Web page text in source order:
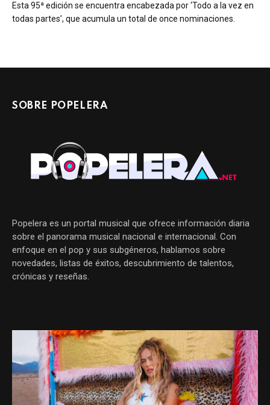
Esta 95ª edición se encuentra encabezada por ‘Todo a la vez en
todas partes’, que acumula un total de once nominaciones.
SOBRE POPELERA
Popelera es un portal musical que ofrece información diaria
sobre el panorama musical nacional e internacional. Con
enfoque en el pop y sus subgéneros, hablamos sobre
novedades, listas de éxitos, descubrimiento de talentos,
crónicas y reseñas.